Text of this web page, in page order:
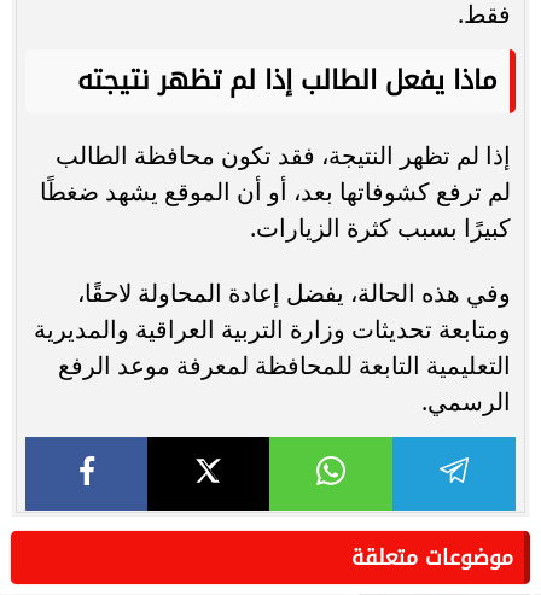
فقط.
ماذا يفعل الطالب إذا لم تظهر نتيجته
إذا لم تظهر النتيجة، فقد تكون محافظة الطالب
لم ترفع كشوفاتها بعد، أو أن الموقع يشهد ضغطًا
كبيرًا بسبب كثرة الزيارات.
وفي هذه الحالة، يفضل إعادة المحاولة لاحقًا،
ومتابعة تحديثات وزارة التربية العراقية والمديرية
التعليمية التابعة للمحافظة لمعرفة موعد الرفع
الرسمي.
موضوعات متعلقة